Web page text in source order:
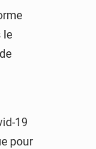
le
19
pour